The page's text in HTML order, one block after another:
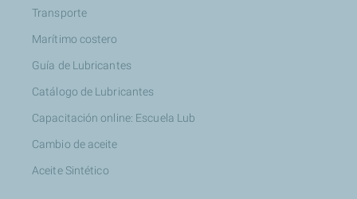
Transporte
Marítimo costero
Guía de Lubricantes
Catálogo de Lubricantes
Capacitación online: Escuela Lub
Cambio de aceite
Aceite Sintético